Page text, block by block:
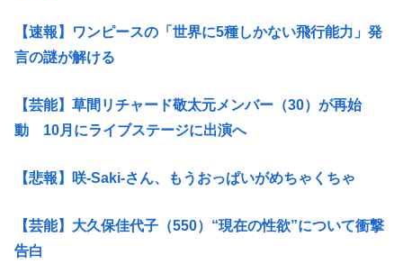
【速報】ワンピースの「世界に5種しかない飛行能力」発
言の謎が解ける
【芸能】草間リチャード敬太元メンバー（30）が再始
動 10月にライブステージに出演へ
【悲報】咲-Saki-さん、もうおっぱいがめちゃくちゃ
【芸能】大久保佳代子（550）“現在の性欲”について衝撃
告白